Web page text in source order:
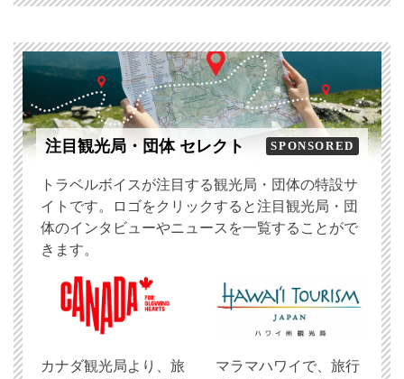
注目観光局・団体 セレクト SPONSORED
トラベルボイスが注目する観光局・団体の特設サ
イトです。ロゴをクリックすると注目観光局・団
体のインタビューやニュースを一覧することがで
きます。
​カナダ観光局より、旅
マラマハワイで、旅行